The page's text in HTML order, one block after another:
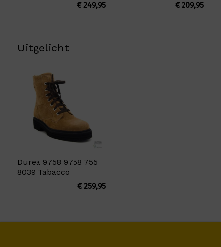
€249,95
€209,95
Uitgelicht
Durea 9758 9758 755
8039 Tabacco
€259,95